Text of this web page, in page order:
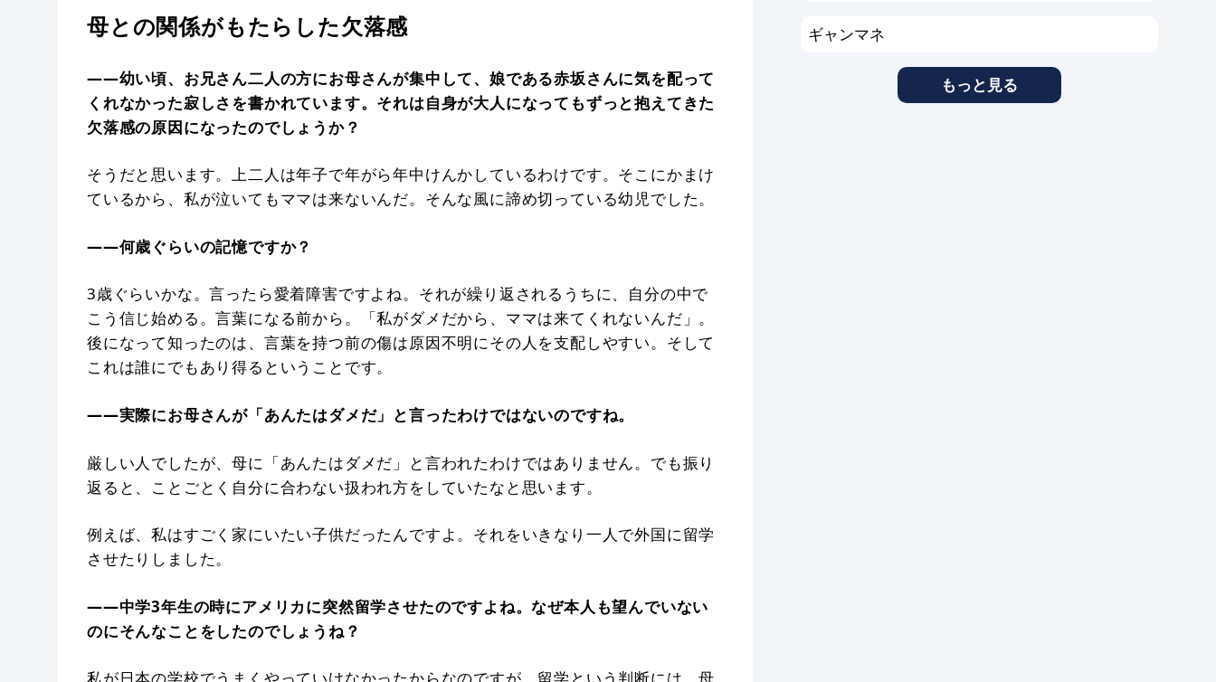
母との関係がもたらした欠落感
——幼い頃、お兄さん二人の方にお母さんが集中して、娘である赤坂さんに気を配って
くれなかった寂しさを書かれています。それは自身が大人になってもずっと抱えてきた
欠落感の原因になったのでしょうか？
そうだと思います。上二人は年子で年がら年中けんかしているわけです。そこにかまけ
ているから、私が泣いてもママは来ないんだ。そんな風に諦め切っている幼児でした。
——何歳ぐらいの記憶ですか？
3歳ぐらいかな。言ったら愛着障害ですよね。それが繰り返されるうちに、自分の中で
こう信じ始める。言葉になる前から。「私がダメだから、ママは来てくれないんだ」。
後になって知ったのは、言葉を持つ前の傷は原因不明にその人を支配しやすい。そして
これは誰にでもあり得るということです。
——実際にお母さんが「あんたはダメだ」と言ったわけではないのですね。
厳しい人でしたが、母に「あんたはダメだ」と言われたわけではありません。でも振り
返ると、ことごとく自分に合わない扱われ方をしていたなと思います。
例えば、私はすごく家にいたい子供だったんですよ。それをいきなり一人で外国に留学
させたりしました。
——中学3年生の時にアメリカに突然留学させたのですよね。なぜ本人も望んでいない
のにそんなことをしたのでしょうね？
ギャンマネ
もっと見る